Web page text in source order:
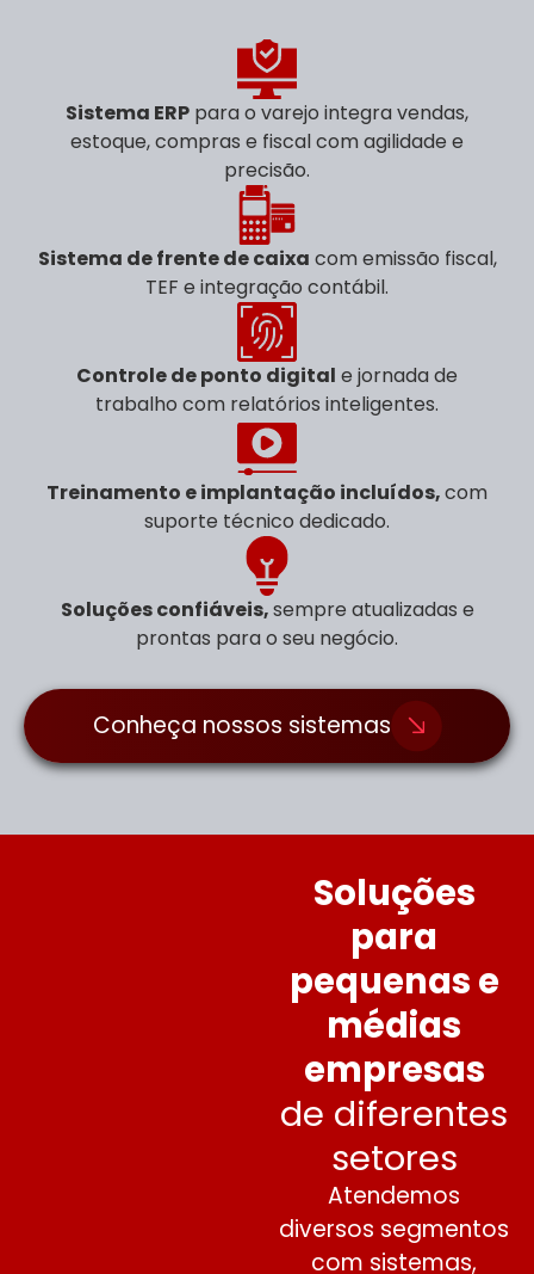
Sistema ERP para o varejo integra vendas,
estoque, compras e fiscal com agilidade e
precisão.
Sistema de frente de caixa com emissão fiscal,
TEF e integração contábil.
Controle de ponto digital e jornada de
trabalho com relatórios inteligentes.
Treinamento e implantação incluídos,com
suporte técnico dedicado.
Soluções confiáveis,sempre atualizadas e
prontas para o seu negócio.
Conheça nossos sistemas
Soluções
para
pequenas e
médias
empresas
de diferentes
setores
Atendemos
diversos segmentos
com sistemas,